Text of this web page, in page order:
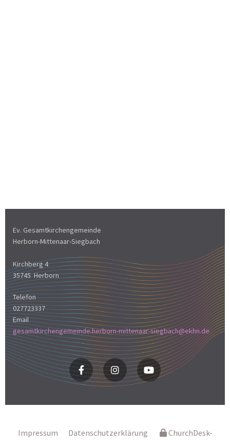
Ev. Gesamtkirchengemeinde
Herborn-Mittenaar-Siegbach
Kirchberg 4
35745 Herborn
Telefon
027723337
Email
gesamtkirchengemeinde.herborn-mittenaar-siegbach@ekhn.de
Impressum Datenschutzerklärung
ChurchDesk-